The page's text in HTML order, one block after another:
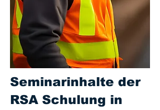
Seminarinhalte der
RSA Schulung in